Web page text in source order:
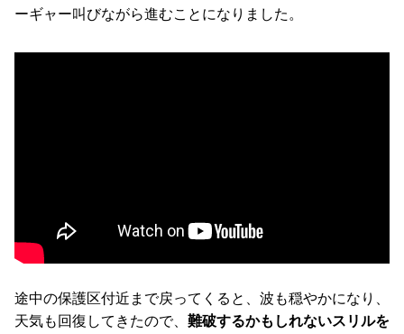
ーギャー叫びながら進むことになりました。
途中の保護区付近まで戻ってくると、波も穏やかになり、
天気も回復してきたので、 難破するかもしれないスリルを